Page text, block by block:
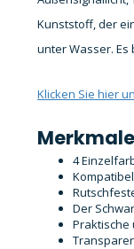
Kunststoff, der
unter Wasser.
Klicken Sie hier
Merkmale
4
Der